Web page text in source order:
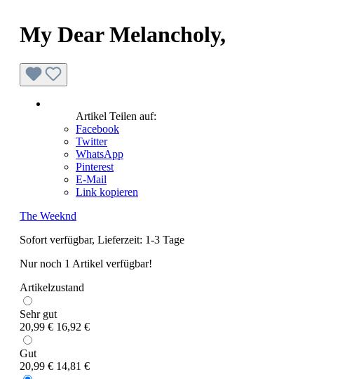
My Dear Melancholy,
Artikel Teilen auf:
Facebook
Twitter
WhatsApp
Pinterest
E-Mail
Link kopieren
The Weeknd
Sofort verfügbar, Lieferzeit: 1-3 Tage
Nur noch 1 Artikel verfügbar!
Artikelzustand
Sehr gut
20,99 € 16,92 €
Gut
20,99 € 14,81 €